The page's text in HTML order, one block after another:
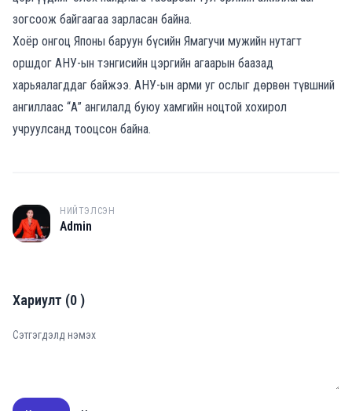
зогсоож байгаагаа зарласан байна.
Хоёр онгоц Японы баруун бүсийн Ямагучи мужийн нутагт
оршдог АНУ-ын тэнгисийн цэргийн агаарын баазад
харьяалагддаг байжээ. АНУ-ын арми уг ослыг дөрвөн түвшний
ангиллаас “А” ангилалд буюу хамгийн ноцтой хохирол
учруулсанд тооцсон байна.
A
НИЙТЭЛСЭН
Admin
Хариулт (0)